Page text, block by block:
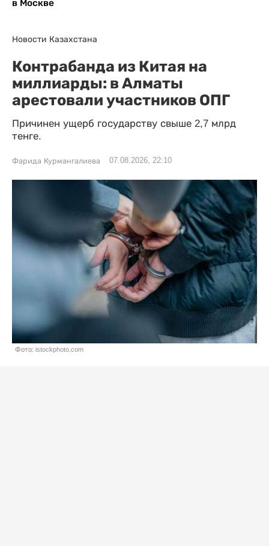
в Москве
Новости Казахстана
Контрабанда из Китая на
миллиарды: в Алматы
арестовали участников ОПГ
Причинен ущерб государству свыше 2,7 млрд
тенге.
Фарида Курмангалиева 07.08.2026, 22:10
Фото: istockphoto.com